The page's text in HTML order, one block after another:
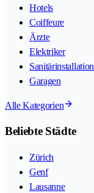
Hotels
Coiffeure
Ärzte
Elektriker
Sanitärinstallation
Garagen
Alle Kategorien
Beliebte Städte
Zürich
Genf
Lausanne